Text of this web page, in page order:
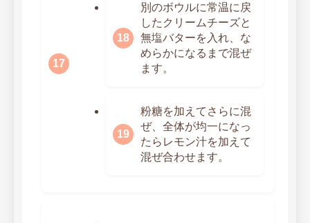
別のボウルに常温に戻
したクリームチーズと
無塩バターを入れ、な
めらかになるまで混ぜ
ます。
粉糖を加えてさらに混
ぜ、全体が均一になっ
たらレモン汁を加えて
混ぜ合わせます。